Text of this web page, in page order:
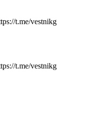
t.me/vestnikg
t.me/vestnikg